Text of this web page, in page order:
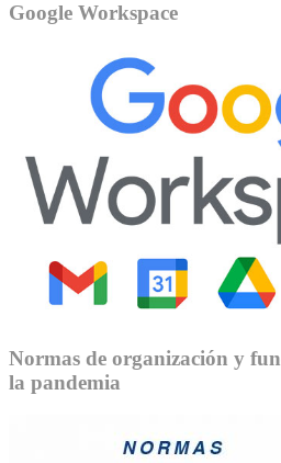
Google Workspace
Normas de organización y
la pandemia